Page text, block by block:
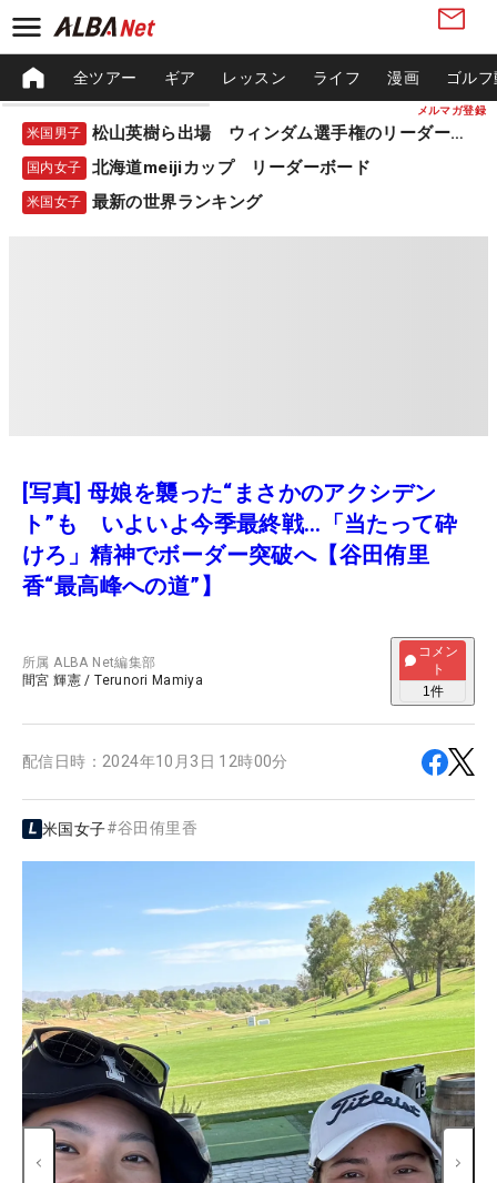
メルマガ登録
全ツアー ギア レッスン ライフ 漫画 ゴル
米国男子 松山英樹ら出場 ウィンダム選手権のリーダーボード
国内女子 北海道meijiカップ リーダーボード
米国女子 最新の世界ランキング
[写真] 母娘を襲った“まさかのアクシデン
ト”も いよいよ今季最終戦…「当たって砕
けろ」精神でボーダー突破へ【谷田侑里
香“最高峰への道”】
所属ALBA Net編集部
間宮 輝憲 /Terunori Mamiya
コメン
ト
1件
配信日時： 2024年10月3日 12時00分
米国女子#谷田侑里香